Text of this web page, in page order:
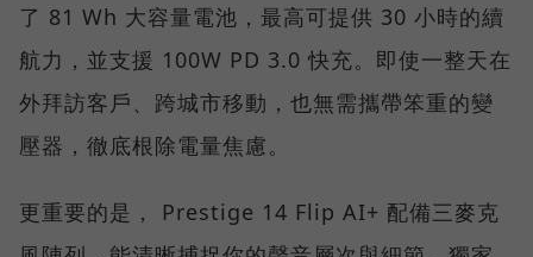
了 81 Wh 大容量電池，最高可提供 30 小時的續
航力，並支援 100W PD 3.0 快充。即使一整天在
外拜訪客戶、跨城市移動，也無需攜帶笨重的變
壓器，徹底根除電量焦慮。
更重要的是， Prestige 14 Flip AI+ 配備三麥克